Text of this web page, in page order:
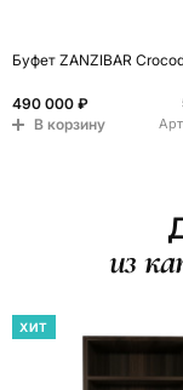
Буфет ZANZIBAR
490 000 ₽
В корзину
из
ХИТ